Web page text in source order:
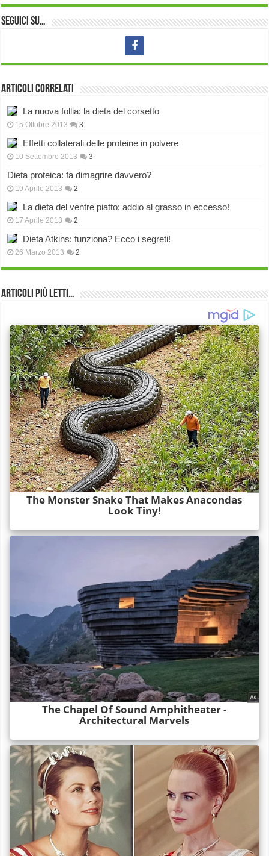
Seguici su…
Articoli correlati
La nuova follia: la dieta del corsetto
15 Ottobre 2013 3
Effetti collaterali delle proteine in polvere
10 Settembre 2013 3
Dieta proteica: fa dimagrire davvero?
19 Aprile 2013 2
La dieta del ventre piatto: addio al grasso in eccesso!
17 Aprile 2013 2
Dieta Atkins: funziona? Ecco i segreti!
26 Marzo 2013 2
Articoli più Letti…